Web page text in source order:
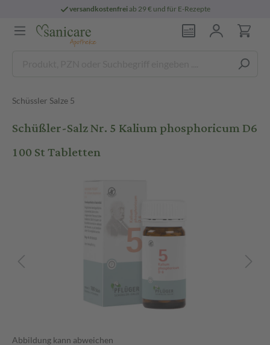
versandkostenfreiab 29 € und für E-Rezepte
Schüssler Salze 5
Schüßler-Salz Nr. 5 Kalium phosphoricum D6
100 St Tabletten
Abbildung kann abweichen